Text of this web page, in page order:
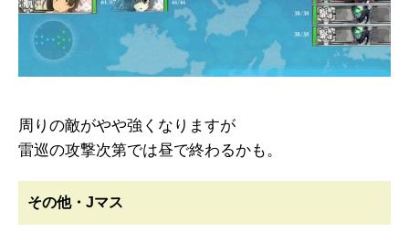
周りの敵がやや強くなりますが
雷巡の攻撃次第では昼で終わるかも。
その他・Jマス